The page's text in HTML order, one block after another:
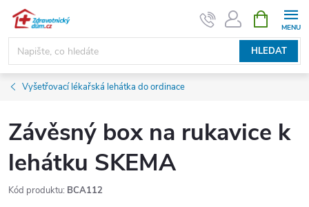
Přejít
obsah
HLEDAT
NÁKUPNÍ
KOŠÍK
Vyšetřovací lékařská lehátka do ordinace
Závěsný box na rukavice k
lehátku SKEMA
Kód produktu: BCA112